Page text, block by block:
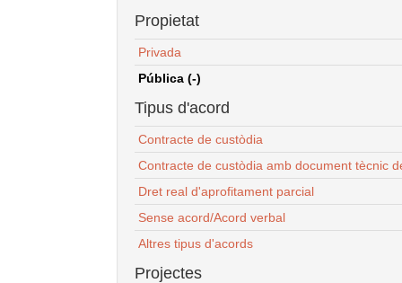
Propietat
Privada
Pública (-)
Tipus d'acord
Contracte de custòdia
Contracte de custòdia amb document tècnic
Dret real d'aprofitament parcial
Sense acord/Acord verbal
Altres tipus d'acords
Projectes